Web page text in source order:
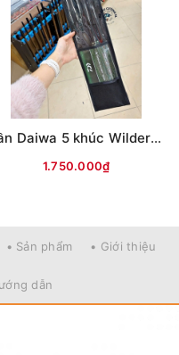
TÔI
tin mô tả và sản phẩm
tự tay chụp nên mọi
Cần Daiwa 5 khúc Wilderness X 23(WD)
1.750.000₫
• Sản phẩm • Giới thiệu
dẫn